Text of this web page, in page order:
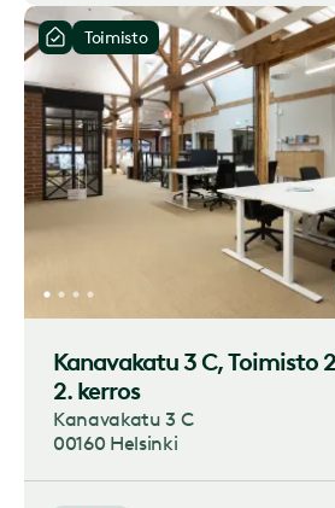
Toimisto
Kanavakatu 3 C, Toimisto
2. kerros
Kanavakatu 3 C
00160 Helsinki